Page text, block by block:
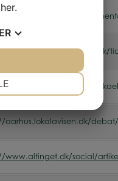
www.berlingske.dk/
www.kristeligt-dagblad.dk/
www.udeoghjemme.dk/
aarhus.lokalavisen.dk/
www.altinget.dk/social/
her.
STATISTIK